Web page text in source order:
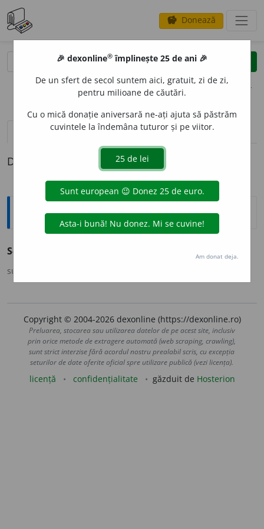
savings Donează
clear
opțiuni
definiții (1)
Definiția cu ID-ul 524871:
Argou
S-A TERMINAT!
sursa:
Copyright © 2004-2026 dexonline (https://dexonline.ro)
Preluarea, stocarea sau utilizarea datelor de pe acest site, inclusiv
prin orice metode de extragere automată (web scraping, crawling),
sunt strict interzise fără acordul nostru prealabil scris, cu excepția
seturilor de date oferite oficial spre utilizare publică (vezi licența).
licență confidențialitate găzduit de Hosterion
🎉 dexonline® împlinește 25 de ani 🎉
De un sfert de secol suntem aici, gratuit, zi de zi,
pentru milioane de căutări.
Cu o mică donație aniversară ne-ați ajuta să păstrăm
cuvintele la îndemâna tuturor și pe viitor.
Am donat deja.